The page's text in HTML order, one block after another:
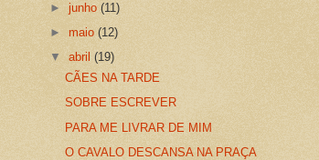
►junho(11)
►maio(12)
▼abril(19)
CÃES NA TARDE
SOBRE ESCREVER
PARA ME LIVRAR DE MIM
O CAVALO DESCANSA NA PRAÇA